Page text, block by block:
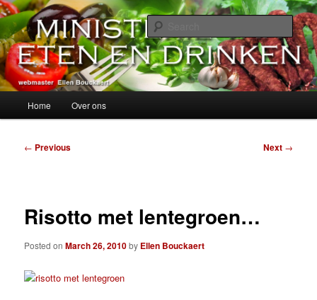
Skip
to
primary
contentMinisterie van Eten en Drinken
alles over eten, drinken en andere genoegens…
Home Over ons
Post
← Previous Next →
Risotto met lentegroen…
Posted onMarch 26, 2010by Ellen Bouckaert